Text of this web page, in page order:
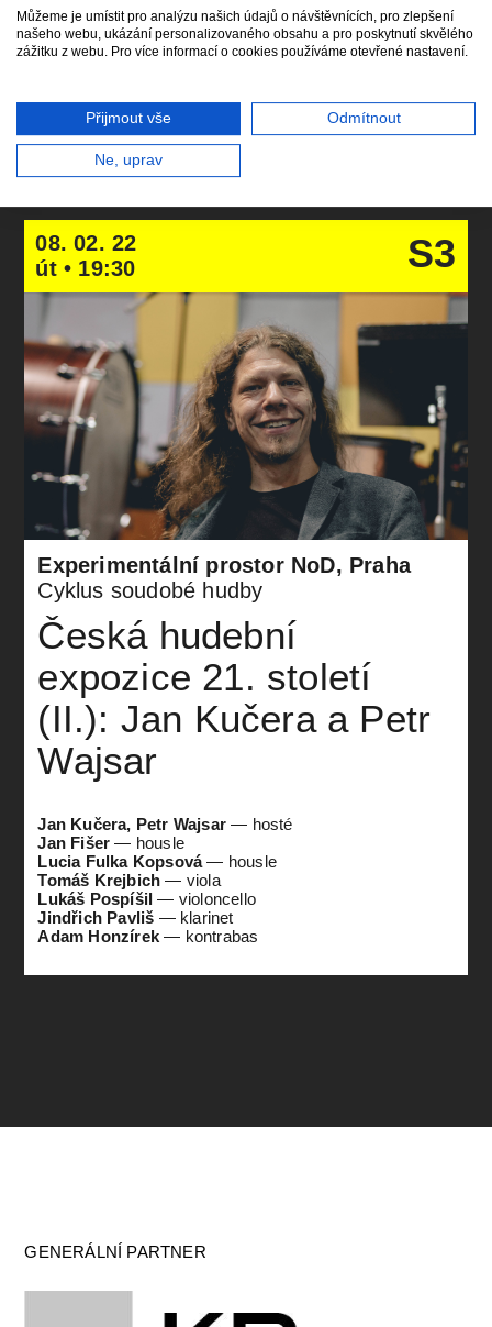
Roman Hranička
housle
Lukáš Pospíšil
violoncello
Jan Brabec
klarinet
Lenka Filová
Václav Fürbach
fagot
Hanuš Bartoň
Michal Nejtek
skladatel, host
ZMĚNA TERMÍNU
08. 02. 22
út • 19:30
S3
Experimentální prostor NoD, Praha
Cyklus soudobé hudby
Česká hudební
expozice 21. století
(II.): Jan Kučera a Petr
Wajsar
Jan Kučera, Petr Wajsar— hosté
Jan Fišer — housle
Lucia Fulka Kopsová— housle
Tomáš Krejbich — viola
Lukáš Pospíšil— violoncello
Jindřich Pavliš — klarinet
Adam Honzírek — kontrabas
GENERÁLNÍ PARTNER
Můžeme je umístit pro analýzu našich údajů o návštěvnících, pro zlepšení
našeho webu, ukázání personalizovaného obsahu a pro poskytnutí skvělého
zážitku z webu. Pro více informací o cookies používáme otevřené nastavení.
Přijmout vše Odmítnout
Ne, uprav